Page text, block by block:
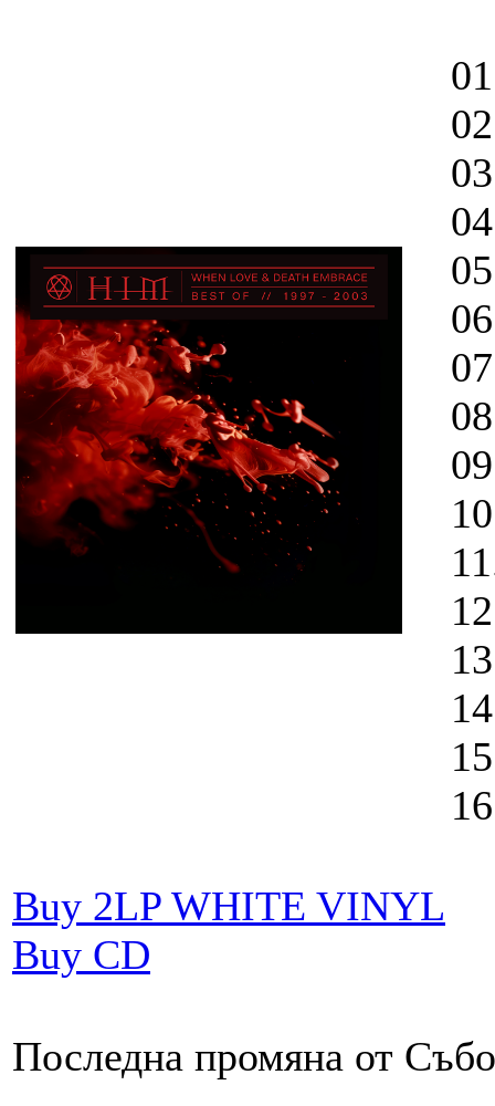
12.
14.
15.
16.
Buy 2LP WHITE VINYL
Buy CD
Последна промяна от